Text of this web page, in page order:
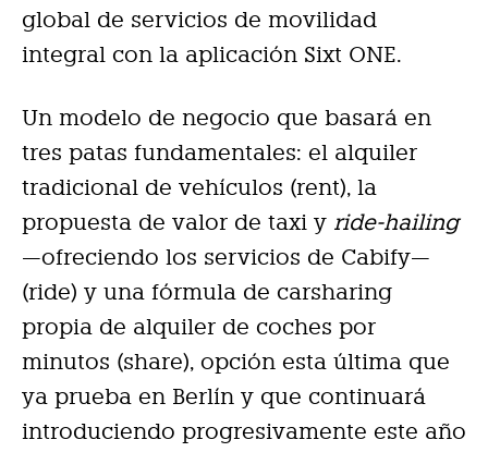
global de servicios de movilidad
integral con la aplicación Sixt ONE.
Un modelo de negocio que basará en
tres patas fundamentales: el alquiler
tradicional de vehículos (rent), la
propuesta de valor de taxi y ride-hailing
—ofreciendo los servicios de Cabify—
(ride) y una fórmula de carsharing
propia de alquiler de coches por
minutos (share), opción esta última que
ya prueba en Berlín y que continuará
introduciendo progresivamente este año